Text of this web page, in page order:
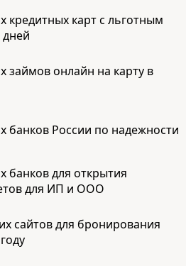
кредитных карт с льготным
займов онлайн на карту в
банков России по надежности
банков для открытия
для ИП и ООО
сайтов для бронирования